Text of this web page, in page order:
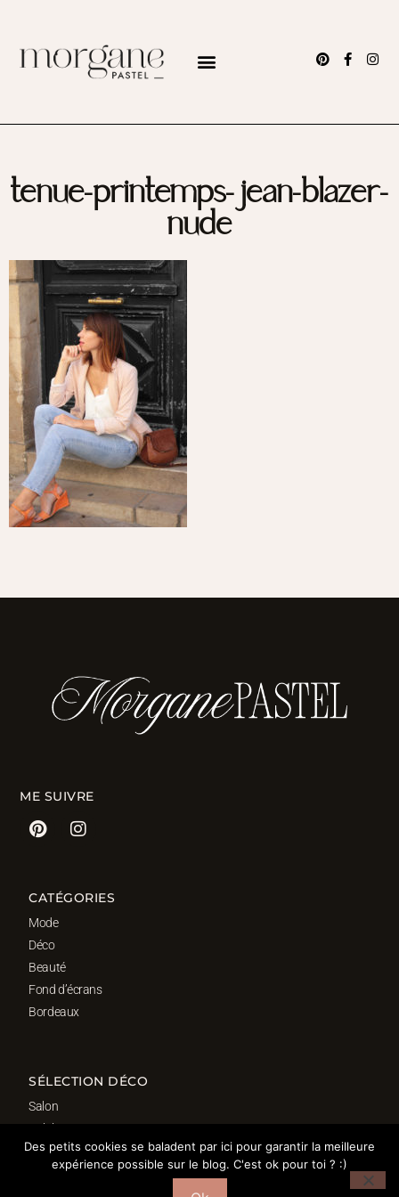
tenue-printemps-jean-blazer-
nude
ME SUIVRE
CATÉGORIES
Mode
Déco
Beauté
Fond d’écrans
Bordeaux
SÉLECTION DÉCO
Salon
Cuisine
Salle de bain
Chambre
Des petits cookies se baladent par ici pour garantir la meilleure
expérience possible sur le blog. C'est ok pour toi ? :)